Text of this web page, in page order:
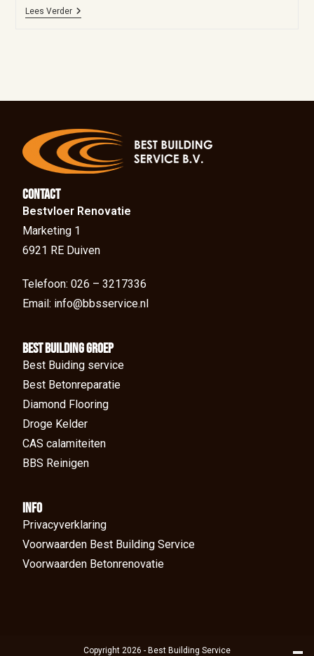
Lees Verder
Contact
Bestvloer Renovatie
Marketing 1
6921 RE Duiven
Telefoon: 026 – 3217336
Email: info@bbsservice.nl
BEst Building groep
Best Buiding service
Best Betonreparatie
Diamond Flooring
Droge Kelder
CAS calamiteiten
BBS Reinigen
Info
Privacyverklaring
Voorwaarden Best Building Service
Voorwaarden Betonrenovatie
Copyright 2026 - Best Building Service